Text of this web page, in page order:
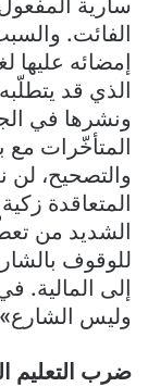
الفائت.
إمضائه عليها
الذي قد
ونشرها في
المتأخّرات مع
والتصحيح، لن
المتعاقدة
الشديد من
للوقوف
إلى المالية.
وليس
ضرب التعليم